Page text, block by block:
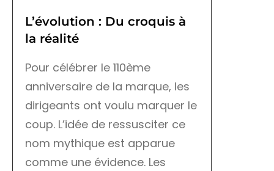
L’évolution : Du croquis à
la réalité
Pour célébrer le 110ème
anniversaire de la marque, les
dirigeants ont voulu marquer le
coup. L’idée de ressusciter ce
nom mythique est apparue
comme une évidence. Les